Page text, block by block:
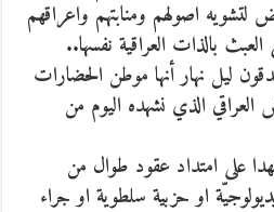
اصولهم ومنابتهم واعراقهم
بالذات العراقية نفسها..
ليل نهار أنها موطن الحضارات
العراقي الذي نشهده اليوم من
على امتداد عقود طوال من
او حزبية سلطوية او جراء